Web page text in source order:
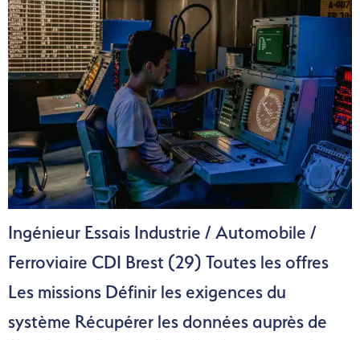
Ingénieur Essais Industrie / Automobile /
Ferroviaire CDI Brest (29) Toutes les offres
Les missions Définir les exigences du
système Récupérer les données auprès de